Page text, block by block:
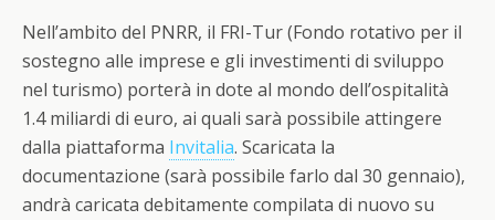
Nell’ambito del PNRR, il FRI-Tur (Fondo rotativo per il
sostegno alle imprese e gli investimenti di sviluppo
nel turismo) porterà in dote al mondo dell’ospitalità
1.4 miliardi di euro, ai quali sarà possibile attingere
dalla piattaforma Invitalia. Scaricata la
documentazione (sarà possibile farlo dal 30 gennaio),
andrà caricata debitamente compilata di nuovo su